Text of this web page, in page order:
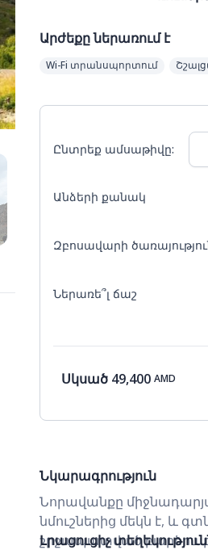
Արժեքը ներառում է
Wi-Fi տրանսպորտում
Ընտրեք ամսաթիվը:
Անձերի քանակ
Զբոսավարի
Ներառե՞լ ճաշ
Սկսած 49,400 AMD
Նկարագրություն
Նորավանքը
նմուշներից մեկն է, և
շրջապատված
Լրացուցիչ